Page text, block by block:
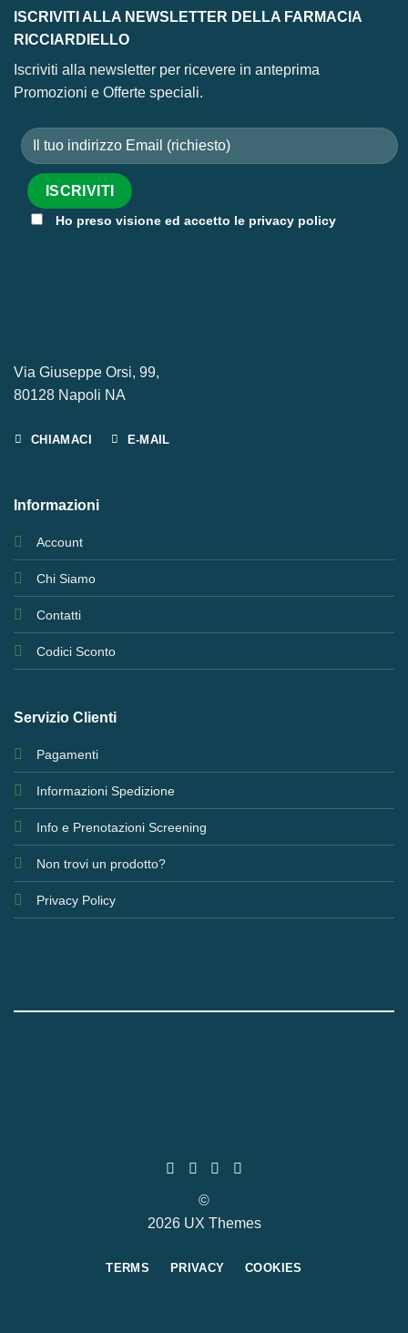
ISCRIVITI ALLA NEWSLETTER DELLA FARMACIA
RICCIARDIELLO
Iscriviti alla newsletter per ricevere in anteprima
Promozioni e Offerte speciali.
Ho preso visione ed accetto le privacy policy
Via Giuseppe Orsi, 99,
80128 Napoli NA
CHIAMACI E-MAIL
Informazioni
Account
Chi Siamo
Contatti
Codici Sconto
Servizio Clienti
Pagamenti
Informazioni Spedizione
Info e Prenotazioni Screening
Non trovi un prodotto?
Privacy Policy
©
2026 UX Themes
TERMS PRIVACY COOKIES